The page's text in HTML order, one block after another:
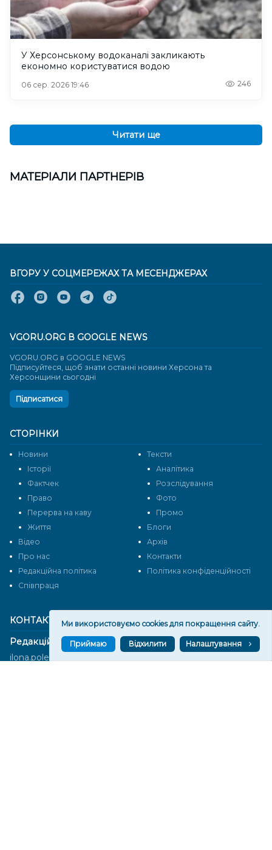
У Херсонському водоканалі закликають
економно користуватися водою
06 сер. 2026 19:46 246
Читати ще
МАТЕРІАЛИ ПАРТНЕРІВ
КОНТАКТИ
Редакційний відділ:
ilona.polesova@gmail.com
СТОРІНКИ
Новини
Тексти
Історії
Аналітика
Фактчек
Розслідування
Право
Фото
Перерва на каву
Промо
Життя
Блоги
Відео
Архів
Про нас
Контакти
Редакційна політика
Політика конфіденційності
Cпівпраця
ВГОРУ У СОЦМЕРЕЖАХ ТА МЕСЕНДЖЕРАХ
VGORU.ORG В GOOGLE NEWS
VGORU.ORG в GOOGLE NEWS
Підписуйтеся, щоб знати останні новини Херсона та
Херсонщини сьогодні
Підписатися
Ми використовуємо cookies для покращення сайту.
Приймаю Відхилити Налаштування